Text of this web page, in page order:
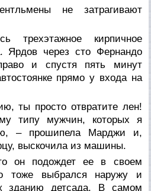
не затрагивают
трехэтажное кирпичное
Ярдов через сто Фернандо
и спустя пять минут
прямо у входа на
ты просто отвратите лен!
типу мужчин, которых я
– прошипела Марджи и,
выскочила из машины.
он подождет ее в своем
тоже выбрался наружу и
зданию детсада. В самом